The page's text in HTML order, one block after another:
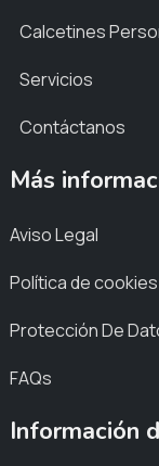
Calcetines
Servicios
Contáctanos
Más
Aviso Legal
Política de cookies
Protección De
FAQs
Información